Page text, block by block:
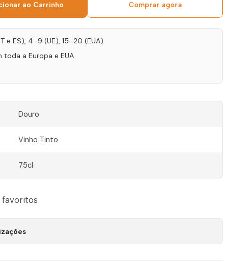
ao Carrinho Comprar agora
e ES), 4–9 (UE), 15–20 (EUA)
toda a Europa e EUA
Douro
Vinho Tinto
75cl
favoritos